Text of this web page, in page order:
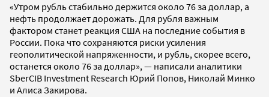
«Утром рубль стабильно держится около 76 за доллар, а
нефть продолжает дорожать. Для рубля важным
фактором станет реакция США на последние события в
России. Пока что сохраняются риски усиления
геополитической напряженности, и рубль, скорее всего,
останется около 76 за доллар», — написали аналитики
SberCIB Investment Research Юрий Попов, Николай Минко
и Алиса Закирова.